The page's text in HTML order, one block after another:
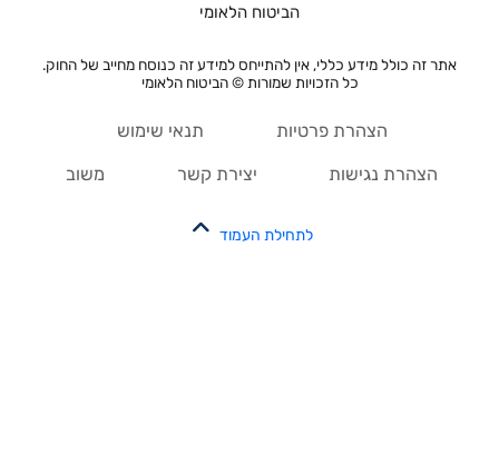
הביטוח הלאומי
אתר זה כולל מידע כללי, אין להתייחס למידע זה כנוסח מחייב של החוק.
כל הזכויות שמורות © הביטוח הלאומי
הצהרת פרטיות תנאי שימוש
הצהרת נגישות יצירת קשר משוב
לתחילת העמוד